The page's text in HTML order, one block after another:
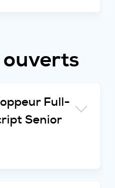
ouverts
Full-
Senior